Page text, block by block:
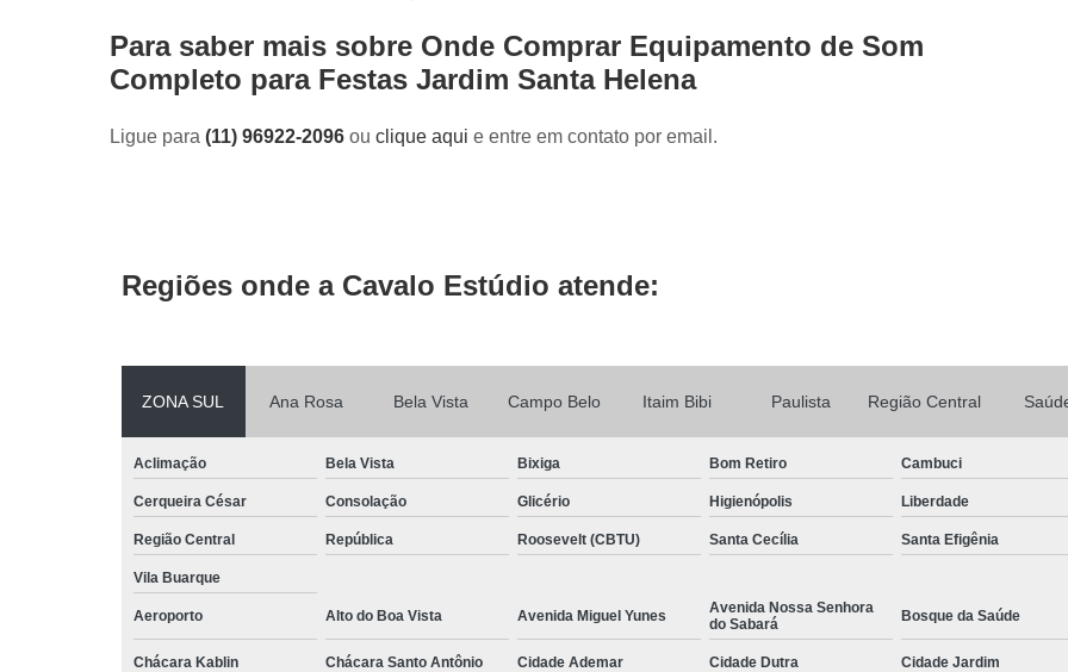
Mixagem Studio
áudio Produtora
Para saber mais sobre Onde Comprar Equipamento de Som
Completo para Festas Jardim Santa Helena
Ligue para (11) 96922-2096 ou clique aqui e entre em contato por email.
Regiões onde a Cavalo Estúdio atende:
ZONA SUL Ana Rosa Bela Vista Campo Belo Itaim Bibi Paulista Região Central
Aclimação Bela Vista Bixiga Bom Retiro Cambuci
Cerqueira César Consolação Glicério Higienópolis Liberdade
Região Central República Roosevelt (CBTU) Santa Cecília Santa Efigênia
Vila Buarque
Aeroporto Alto do Boa Vista Avenida Miguel Yunes
Avenida Nossa Senhora
do Sabará
Bosque da Saúde
Chácara Kablin Chácara Santo Antônio Cidade Ademar Cidade Dutra Cidade Jardim